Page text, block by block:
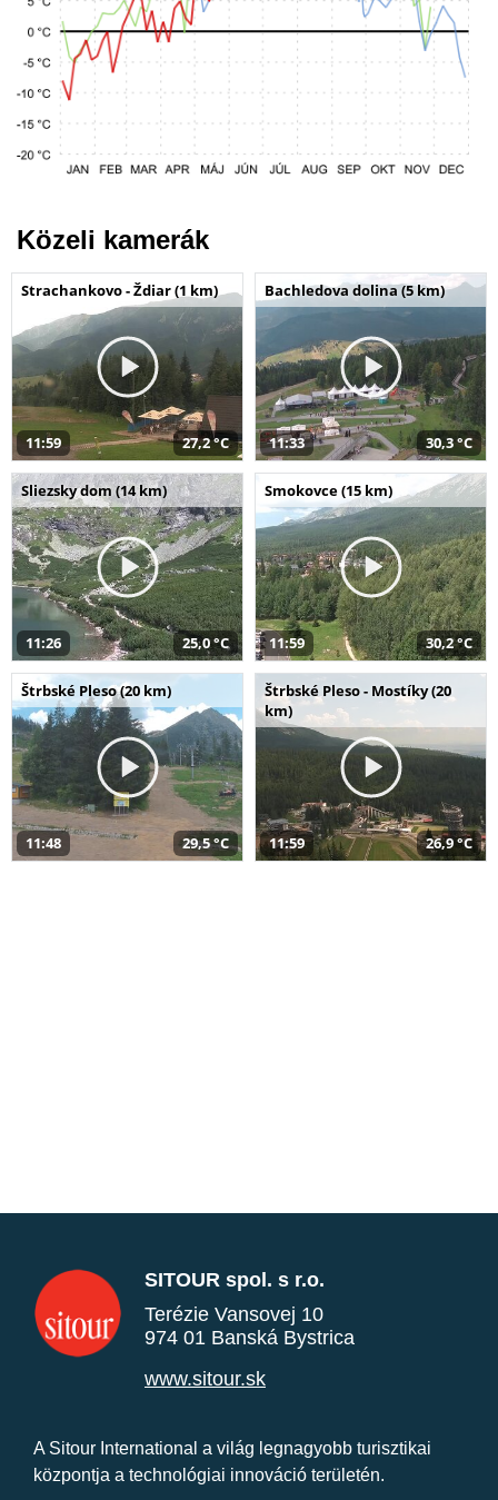
Közeli kamerák
Strachankovo - Ždiar (1 km)
11:59 27,2 °C
Bachledova dolina (5 km)
11:33 30,3 °C
Sliezsky dom (14 km)
11:26 25,0 °C
Smokovce (15 km)
11:59 30,2 °C
Štrbské Pleso (20 km)
11:48 29,5 °C
Štrbské Pleso - Mostíky (20
km)
11:59 26,9 °C
SITOUR spol. s r.o.
Terézie Vansovej 10
974 01 Banská Bystrica
www.sitour.sk
A Sitour International a világ legnagyobb turisztikai
központja a technológiai innováció területén.